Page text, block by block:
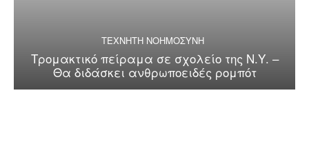
ΤΕΧΝΗΤΗ ΝΟΗΜΟΣΥΝΗ
Τρομακτικό πείραμα σε σχολείο της Ν.Υ. –
Θα διδάσκει ανθρωποειδές ρομπότ